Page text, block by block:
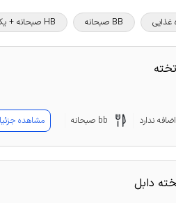
BB صبحانه HB صبحانه + یک وعده غذا
ندارد bb صبحانه مشاهده
دابل